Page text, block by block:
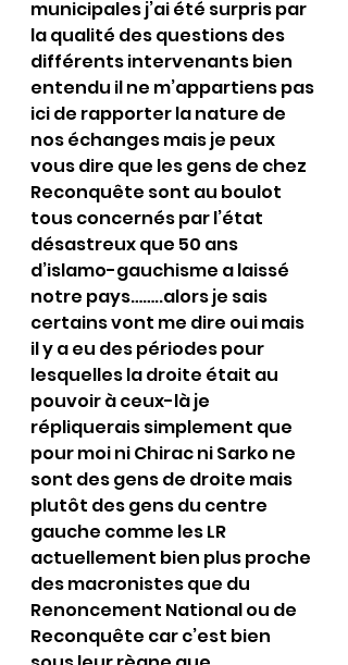
municipales j’ai été surpris par
la qualité des questions des
différents intervenants bien
entendu il ne m’appartiens pas
ici de rapporter la nature de
nos échanges mais je peux
vous dire que les gens de chez
Reconquête sont au boulot
tous concernés par l’état
désastreux que 50 ans
d’islamo-gauchisme a laissé
notre pays……..alors je sais
certains vont me dire oui mais
il y a eu des périodes pour
lesquelles la droite était au
pouvoir à ceux-là je
répliquerais simplement que
pour moi ni Chirac ni Sarko ne
sont des gens de droite mais
plutôt des gens du centre
gauche comme les LR
actuellement bien plus proche
des macronistes que du
Renoncement National ou de
Reconquête car c’est bien